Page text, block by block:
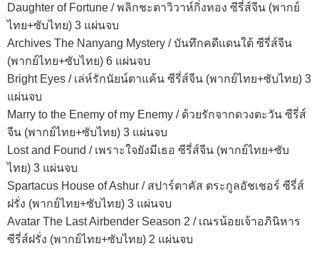
Daughter of Fortune / พลิกชะตาวิวาห์กิ่งทอง ซีรี่ส์จีน (พากย์
ไทย+ซับไทย) 3 แผ่นจบ
Archives The Nanyang Mystery / บันทึกคดีแดนใต้ ซีรี่ส์จีน
(พากย์ไทย+ซับไทย) 6 แผ่นจบ
Bright Eyes / เล่ห์รักนัยน์ตาแค้น ซีรี่ส์จีน (พากย์ไทย+ซับไทย) 3
แผ่นจบ
Marry to the Enemy of my Enemy / ด้วยรักจากดวงตะวัน ซีรี่ส์
จีน (พากย์ไทย+ซับไทย) 3 แผ่นจบ
Lost and Found / เพราะใจยังมีเธอ ซีรี่ส์จีน (พากย์ไทย+ซับ
ไทย) 3 แผ่นจบ
Spartacus House of Ashur / สปาร์ตาคัส ตระกูลอัชเชอร์ ซีรี่ส์
ฝรั่ง (พากย์ไทย+ซับไทย) 3 แผ่นจบ
Avatar The Last Airbender Season 2 / เณรน้อยเจ้าอภินิหาร
ซีรี่ส์ฝรั่ง (พากย์ไทย+ซับไทย) 2 แผ่นจบ